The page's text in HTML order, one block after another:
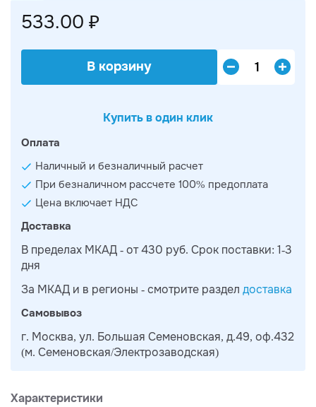
Характеристики
533.00 ₽
В корзину
Купить в один клик
Оплата
Наличный и безналичный расчет
При безналичном рассчете 100% предоплата
Цена включает НДС
Доставка
В пределах МКАД - от 430 руб. Срок поставки: 1-3
дня
За МКАД и в регионы - смотрите раздел доставка
Самовывоз
г. Москва, ул. Большая Семеновская, д.49, оф.432
(м. Семеновская/Электрозаводская)